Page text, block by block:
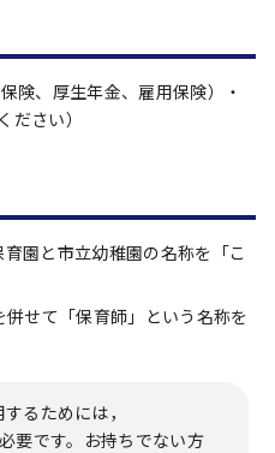
険、厚生年金、雇用保険）・
さい）
園と市立幼稚園の名称を「こ
せて「保育師」という名称を
るためには，
要です。お持ちでない方